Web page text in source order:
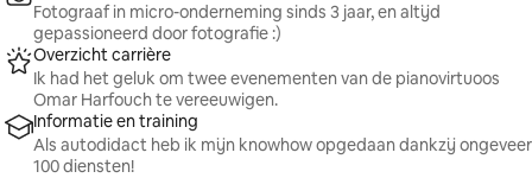
Fotograaf in micro-onderneming sinds 3 jaar, en altijd
gepassioneerd door fotografie :)
Overzicht carrière
Ik had het geluk om twee evenementen van de pianovirtuoos
Omar Harfouch te vereeuwigen.
Informatie en training
Als autodidact heb ik mijn knowhow opgedaan dankzij ongeveer
100 diensten!